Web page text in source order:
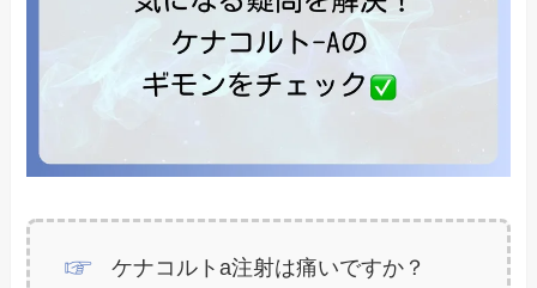
ケナコルトa注射は痛いですか？